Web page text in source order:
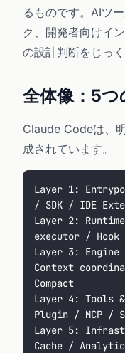
るものです。AIツ
ク、開発者向けイ
の設計判断をじっ
全体像：5つ
Claude Codeは、
成されています。
Layer 1:
/ SDK / IDE
Layer 2:
executor / Hook
Layer 3:
Context
Compact
Layer 4: Tools
Plugin / MCP /
Layer 5:
Cache /